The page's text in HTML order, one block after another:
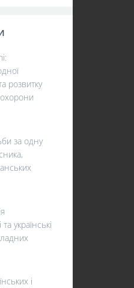
розвитку
охорони
за одну
українські
і